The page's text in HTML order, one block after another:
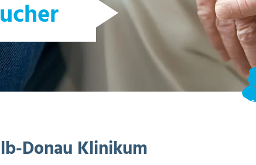
Donau Klinikum